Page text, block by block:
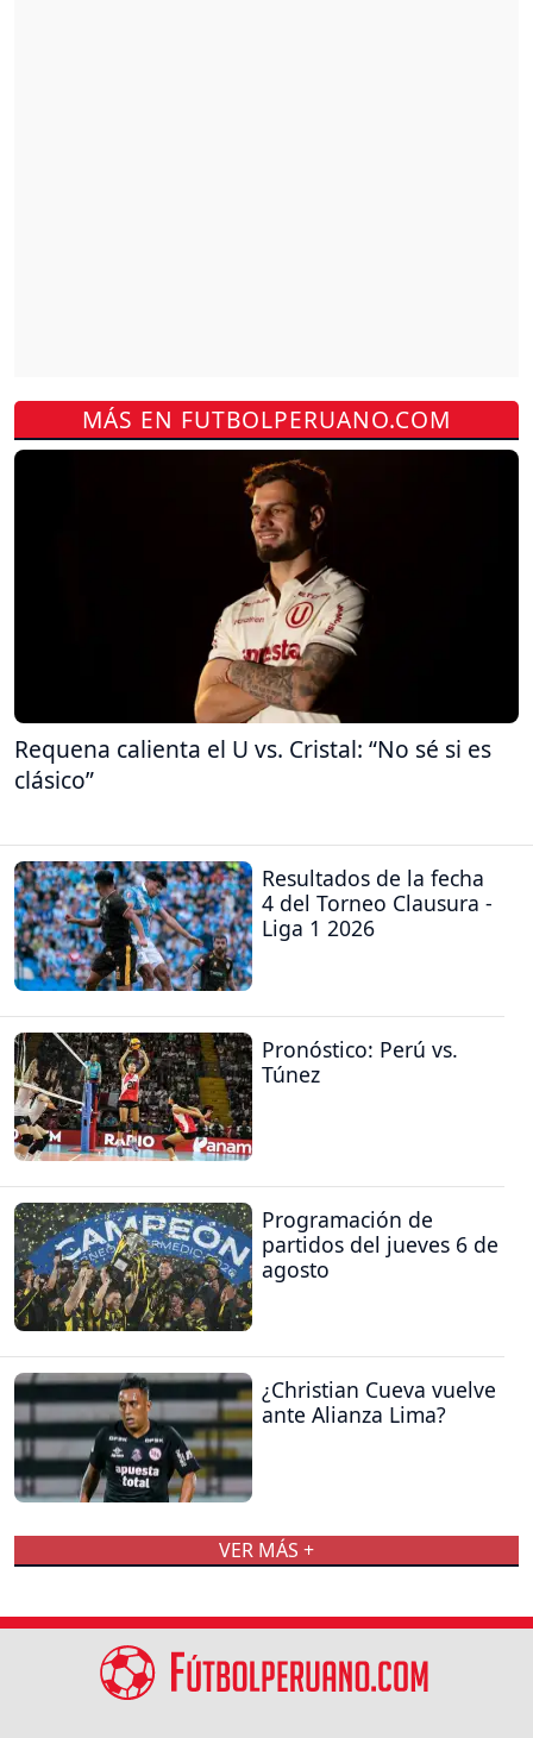
MÁS EN FUTBOLPERUANO.COM
Requena calienta el U vs. Cristal: “No sé si es
clásico”
Resultados de la fecha
4 del Torneo Clausura -
Liga 1 2026
Pronóstico: Perú vs.
Túnez
Programación de
partidos del jueves 6 de
agosto
¿Christian Cueva vuelve
ante Alianza Lima?
VER MÁS +